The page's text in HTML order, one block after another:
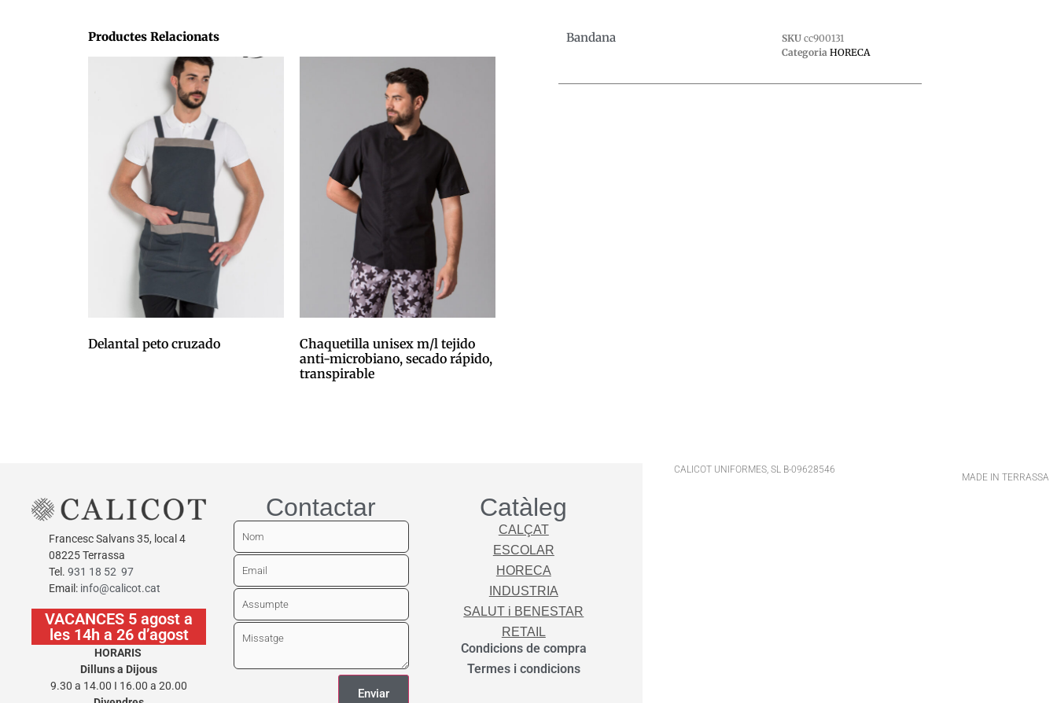
Productes Relacionats
Delantal peto cruzado
Chaquetilla unisex m/l tejido
anti-microbiano, secado rápido,
transpirable
Bandana SKU cc900131
Categoria HORECA
Francesc Salvans 35, local 4
08225 Terrassa
Tel.931 18 52 97
Email: info@calicot.cat
VACANCES 5 agost a
les 14h a 26 d’agost
HORARIS
Dilluns a Dijous
9.30 a 14.00 I 16.00 a 20.00
Contactar Catàleg
CALÇAT
ESCOLAR
HORECA
INDUSTRIA
SALUT i BENESTAR
RETAIL
Condicions de compra
Termes i condicions
CALICOT UNIFORMES, SL B-09628546
MADE IN TERRASSA